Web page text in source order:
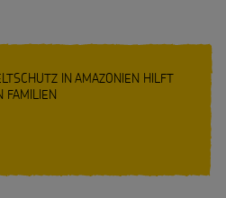
IN AMAZONIEN HILFT
FAMILIEN